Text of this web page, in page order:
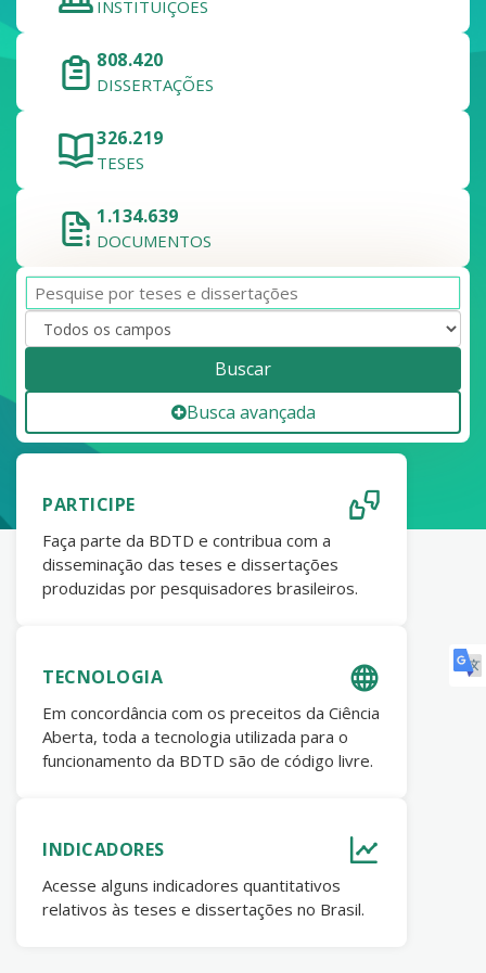
INSTITUIÇÕES
808.420
DISSERTAÇÕES
326.219
TESES
1.134.639
DOCUMENTOS
Buscar
Busca avançada
PARTICIPE
Faça parte da BDTD e contribua com a
disseminação das teses e dissertações
produzidas por pesquisadores brasileiros.
TECNOLOGIA
Em concordância com os preceitos da Ciência
Aberta, toda a tecnologia utilizada para o
funcionamento da BDTD são de código livre.
INDICADORES
Acesse alguns indicadores quantitativos
relativos às teses e dissertações no Brasil.